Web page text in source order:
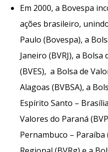
Em 2000, a Bovespa
ações brasileiro,
Paulo (Bovespa), a
Janeiro (BVRJ), a
(BVES), a Bolsa de
Alagoas (BVBSA), a
Espírito Santo –
Valores do Paraná
Pernambuco – Paraíba